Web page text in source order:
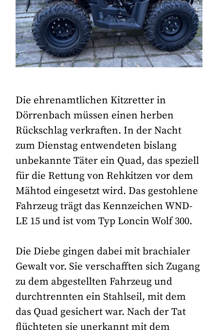
Die ehrenamtlichen Kitzretter in
Dörrenbach müssen einen herben
Rückschlag verkraften. In der Nacht
zum Dienstag entwendeten bislang
unbekannte Täter ein Quad, das speziell
für die Rettung von Rehkitzen vor dem
Mähtod eingesetzt wird. Das gestohlene
Fahrzeug trägt das Kennzeichen WND-
LE 15 und ist vom Typ Loncin Wolf 300.
Die Diebe gingen dabei mit brachialer
Gewalt vor. Sie verschafften sich Zugang
zu dem abgestellten Fahrzeug und
durchtrennten ein Stahlseil, mit dem
das Quad gesichert war. Nach der Tat
flüchteten sie unerkannt mit dem